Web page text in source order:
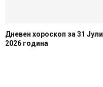
Дневен хороскоп за 31 Јули
2026 година